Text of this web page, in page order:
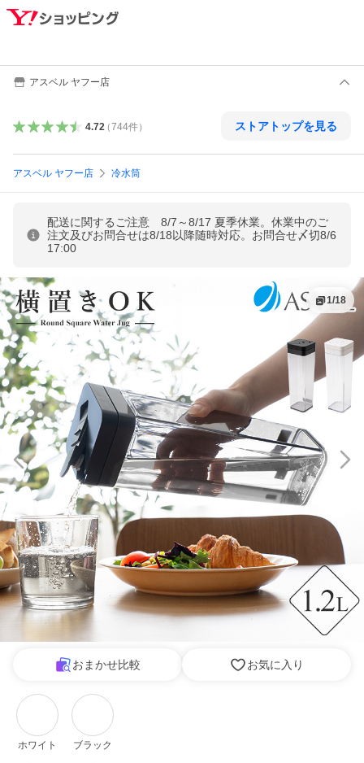
アスベル ヤフー店
4.72（744件） ストアトップを見る
アスベル ヤフー店 冷水筒
配送に関するご注意 8/7～8/17 夏季休業。休業中のご
注文及びお問合せは8/18以降随時対応。お問合せ〆切8/6
17:00
1/18
おまかせ比較 お気に入り
ホワイト ブラック